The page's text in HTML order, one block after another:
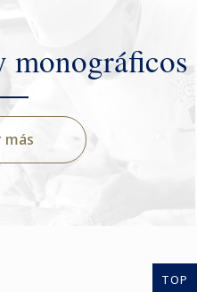
monográficos
más
TOP